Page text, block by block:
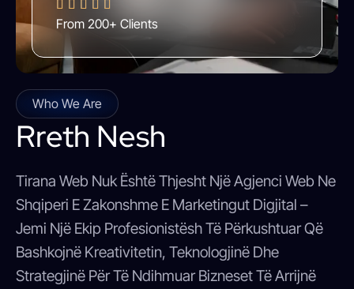
    
From 200+ Clients
Who We Are
Rreth Nesh
Tirana Web Nuk Është Thjesht Një Agjenci Web Ne
Shqiperi E Zakonshme E Marketingut Digjital –
Jemi Një Ekip Profesionistësh Të Përkushtuar Që
Bashkojnë Kreativitetin, Teknologjinë Dhe
Strategjinë Për Të Ndihmuar Bizneset Të Arrijnë